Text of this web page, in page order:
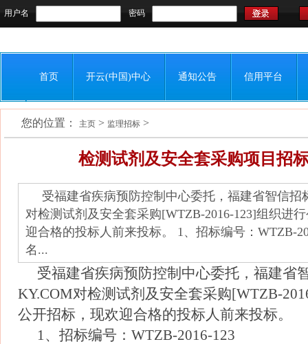
用户名 密码
首页 开云(中国)中心 通知公告 信用平台
联系我们
您的位置： 主页 > 监理招标 >
检测试剂及安全套采购项目招
受福建省疾病预防控制中心委托，福建省智信招
对检测试剂及安全套采购[WTZB-2016-123]组织进
迎合格的投标人前来投标。 1、招标编号：WTZB-
名...
受福建省疾病预防控制中心委托，福建省
KY.COM对检测试剂及安全套采购[WTZB-
公开招标，现欢迎合格的投标人前来投标。
1、招标编号：WTZB-2016-123